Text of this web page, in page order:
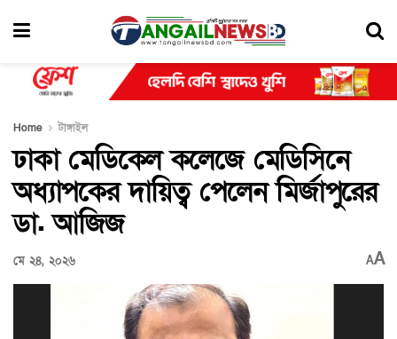
Home টাঙ্গাইল
ঢাকা মেডিকেল কলেজে মেডিসিনে
অধ্যাপকের দায়িত্ব পেলেন মির্জাপুরের
ডা. আজিজ
মে ২৪, ২০২৬ AA